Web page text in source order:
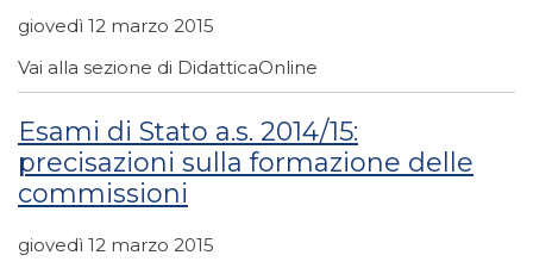
giovedì 12 marzo 2015
Vai alla sezione di DidatticaOnline
Esami di Stato a.s. 2014/15:
precisazioni sulla formazione delle
commissioni
giovedì 12 marzo 2015